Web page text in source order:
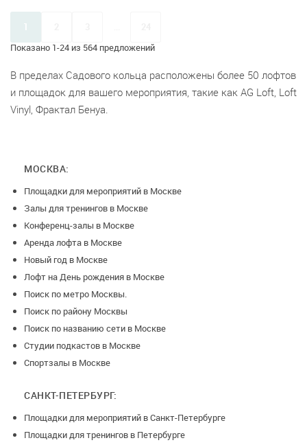
Показано 1-24 из 564 предложений
1
В пределах Садового кольца расположены более 50 лофтов
и площадок для вашего мероприятия, такие как AG Loft, Loft
Vinyl, Фрактал Бенуа.
МОСКВА:
Площадки для мероприятий в Москве
Залы для тренингов в Москве
Конференц-залы в Москве
Аренда лофта в Москве
Новый год в Москве
Лофт на День рождения в Москве
Поиск по метро Москвы.
Поиск по району Москвы
Поиск по названию сети в Москве
Студии подкастов в Москве
Спортзалы в Москве
САНКТ-ПЕТЕРБУРГ:
Площадки для мероприятий в Санкт-Петербурге
Площадки для тренингов в Петербурге